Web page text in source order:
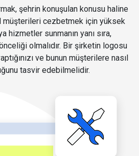
şehrin konuşulan konusu haline
cezbetmek için yüksek
hizmetler sunmanın yanı sıra,
olmalıdır. Bir şirketin logosu
ve bunun müşterilere nasıl
tasvir edebilmelidir.